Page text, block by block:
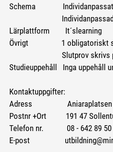
Schema Individanpassat
Individanpassade
Lärplattform It´slearning
Övrigt 1 obligatoriskt
Slutprov skrivs på:
Studieuppehåll Inga uppehåll
Kontaktuppgifter:
Adress Aniaraplatsen 4,
Postnr +Ort 191 47
Telefon nr. 08 - 642 89 50
E-post